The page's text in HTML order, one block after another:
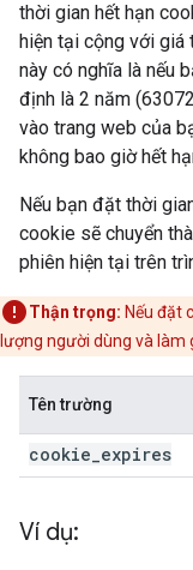
thời gian hết hạn
hiện tại cộng với giá
này có nghĩa là nếu
định là 2 năm
vào trang web của
không bao giờ hết
Nếu bạn đặt thời
cookie sẽ chuyển
phiên hiện tại trên
Thận trọng: Nếu đặt
lượng người dùng và làm
Tên trường
cookie expires
Ví dụ: